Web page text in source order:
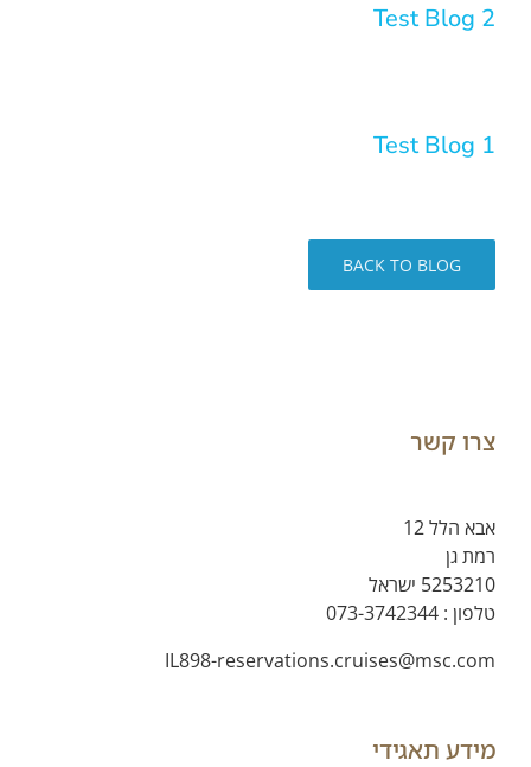
Test Blog 2
Test Blog 1
BACK TO BLOG
צרו קשר
אבא הלל 12
רמת גן
5253210 ישראל
טלפון : 073-3742344
IL898-reservations.cruises@msc.com
מידע תאגידי